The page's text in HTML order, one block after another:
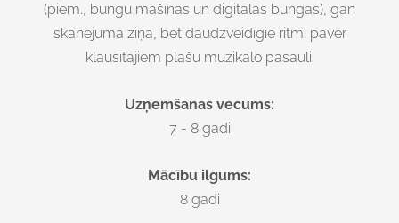
(piem., bungu mašīnas un digitālās bungas), gan
skanējuma ziņā, bet daudzveidīgie ritmi paver
klausītājiem plašu muzikālo pasauli.
Uzņemšanas vecums:
7 - 8 gadi
Mācību ilgums:
8 gadi